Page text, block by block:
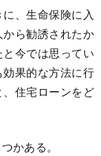
、生命保険に入
ら勧誘されたか
今では思ってい
果的な方法に行
住宅ローンをど
かある。